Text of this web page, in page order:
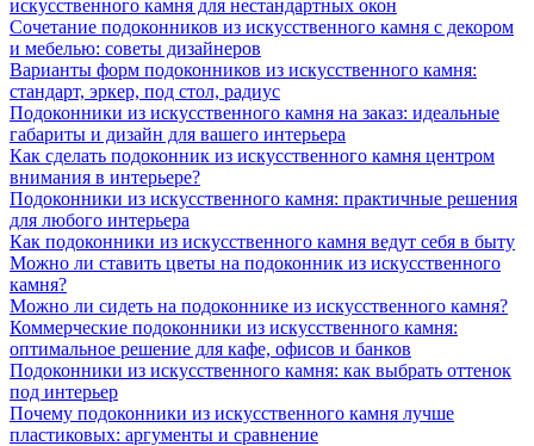
искусственного камня для нестандартных окон
Сочетание подоконников из искусственного камня с декором
и мебелью: советы дизайнеров
Варианты форм подоконников из искусственного камня:
стандарт, эркер, под стол, радиус
Подоконники из искусственного камня на заказ: идеальные
габариты и дизайн для вашего интерьера
Как сделать подоконник из искусственного камня центром
внимания в интерьере?
Подоконники из искусственного камня: практичные решения
для любого интерьера
Как подоконники из искусственного камня ведут себя в быту
Можно ли ставить цветы на подоконник из искусственного
камня?
Можно ли сидеть на подоконнике из искусственного камня?
Коммерческие подоконники из искусственного камня:
оптимальное решение для кафе, офисов и банков
Подоконники из искусственного камня: как выбрать оттенок
под интерьер
Почему подоконники из искусственного камня лучше
пластиковых: аргументы и сравнение